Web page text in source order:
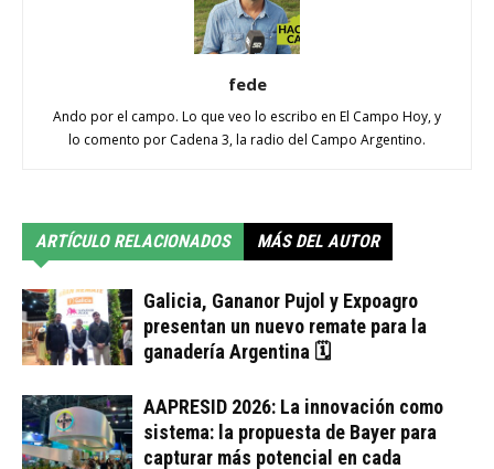
fede
Ando por el campo. Lo que veo lo escribo en El Campo Hoy, y
lo comento por Cadena 3, la radio del Campo Argentino.
ARTÍCULO RELACIONADOS MÁS DEL AUTOR
Galicia, Gananor Pujol y Expoagro
presentan un nuevo remate para la
ganadería Argentina 🗓
AAPRESID 2026: La innovación como
sistema: la propuesta de Bayer para
capturar más potencial en cada